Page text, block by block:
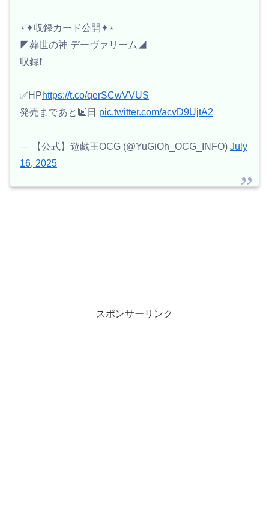
⋆✦収録カード公開✦⋆
◤葬世の神 デーヴァリーム◢
収録❗️
✅HPhttps://t.co/qerSCwVVUS
発売まであと🔟日 pic.twitter.com/acvD9UjtA2
— 【公式】遊戯王OCG (@YuGiOh_OCG_INFO) July
16, 2025
スポンサーリンク